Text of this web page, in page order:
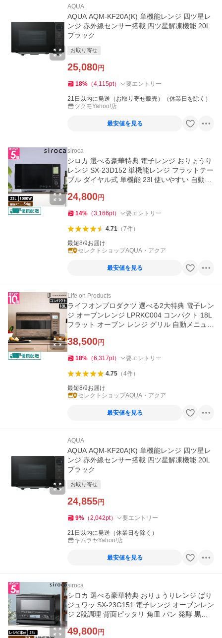
AQUA
AQUA AQM-KF20A(K) 単機能レンジ 四ツ星レ
ンジ 赤外線センサー搭載 四ツ星解凍機能 20L
ブラック
お取り寄せ
25,080円
18% （4,115pt） 要エントリー
21日以内に発送（お取り寄せ販売）（休業日を除く）
ツクモYahoo!店
最安値を見る
siroca
シロカ 選べる豪華特典 電子レンジ おりょうり
レンジ SX-23D152 単機能レンジ フラットテー
ブル ダイヤル式 単機能 23l 使いやすい 自動あ
24,800円
14% （3,166pt） 要エントリー
4.71（7件）
最短8/9お届け
セレクトショップAQUA・アクア
最安値を見る
Life on Products
ライフオンプロダクツ 選べる2大特典 電子レン
ジ オーブンレンジ LPRKC004 コンパクト 18L
フラット オーブン レンジ グリル 自動メニュー
38,500円
18% （6,317pt） 要エントリー
4.75（4件）
最短8/9お届け
セレクトショップAQUA・アクア
最安値を見る
AQUA
AQUA AQM-KF20A(K) 単機能レンジ 四ツ星レ
ンジ 赤外線センサー搭載 四ツ星解凍機能 20L
ブラック
お取り寄せ
24,855円
9% （2,042pt） 要エントリー
21日以内に発送（休業日を除く）
キムラヤYahoo!店
最安値を見る
siroca
シロカ 選べる豪華特典 おりょうりレンジ ぱり
ジュワッ SX-23G151 電子レンジ オーブンレン
ジ 2段調理 背面ピッタリ 角皿 パン 発酵 黒皿
49,800円